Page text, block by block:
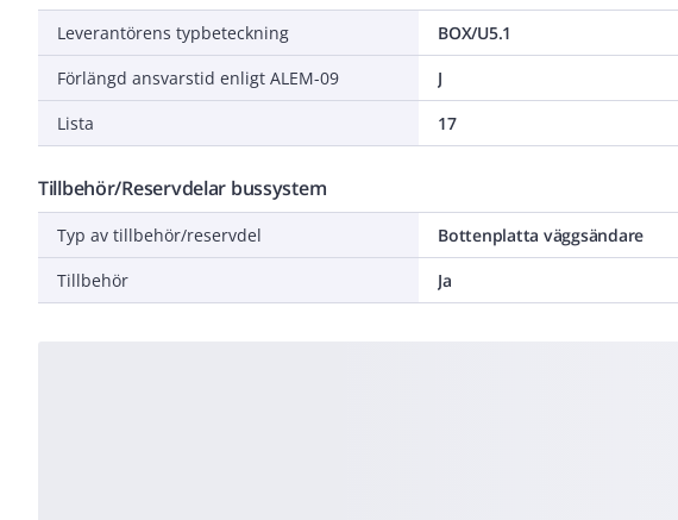
Leverantörens typbeteckning
BOX/U5.1
Förlängd ansvarstid enligt ALEM-09
J
Lista
17
Tillbehör/Reservdelar bussystem
Typ av tillbehör/reservdel
Bottenplatta väggsändare
Tillbehör
Ja